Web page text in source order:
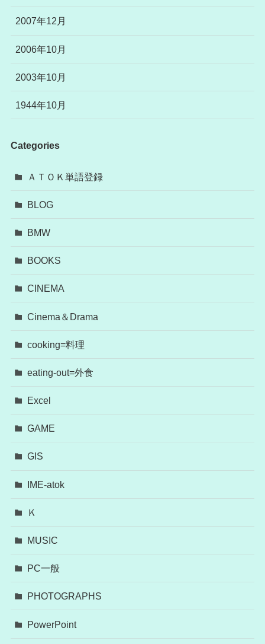
2007年12月
2006年10月
2003年10月
1944年10月
Categories
ＡＴＯＫ単語登録
BLOG
BMW
BOOKS
CINEMA
Cinema＆Drama
cooking=料理
eating-out=外食
Excel
GAME
GIS
IME-atok
Ｋ
MUSIC
PC一般
PHOTOGRAPHS
PowerPoint